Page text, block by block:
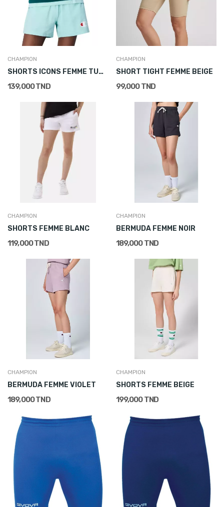
CHAMPION
SHORTS ICONS FEMME TURQUOISE
139,000 TND
CHAMPION
SHORT TIGHT FEMME BEIGE
99,000 TND
CHAMPION
SHORTS FEMME BLANC
119,000 TND
CHAMPION
BERMUDA FEMME NOIR
189,000 TND
CHAMPION
BERMUDA FEMME VIOLET
189,000 TND
CHAMPION
SHORTS FEMME BEIGE
199,000 TND